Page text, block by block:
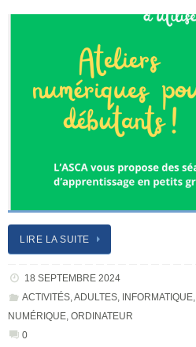
LIRE LA SUITE
18 SEPTEMBRE 2024
ACTIVITÉS,ADULTES, INFORMATIQUE,
NUMÉRIQUE, ORDINATEUR
0